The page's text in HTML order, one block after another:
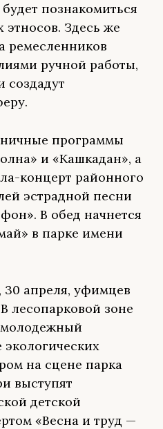
познакомиться
Здесь же
ремесленников
ручной работы,
создадут
программы
и «Кашкадан», а
концерт районного
эстрадной песни
В обед начнется
в парке имени
30 апреля, уфимцев
лесопарковой зоне
молодежный
на сцене парка
выступят
детской
«Весна и труд —